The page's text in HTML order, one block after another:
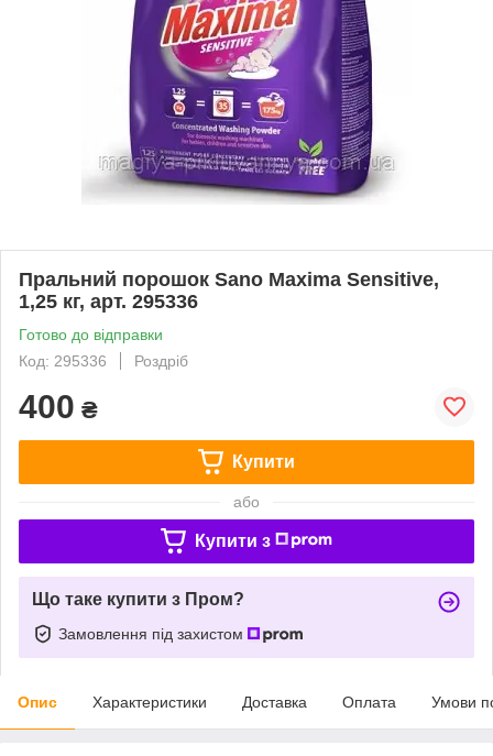
Пральний порошок Sano Maxima Sensitive,
1,25 кг, арт. 295336
Готово до відправки
Код: 295336
Роздріб
400 ₴
Купити
або
Купити з
Що таке купити з Пром?
Замовлення під захистом
Опис Характеристики Доставка Оплата Умови